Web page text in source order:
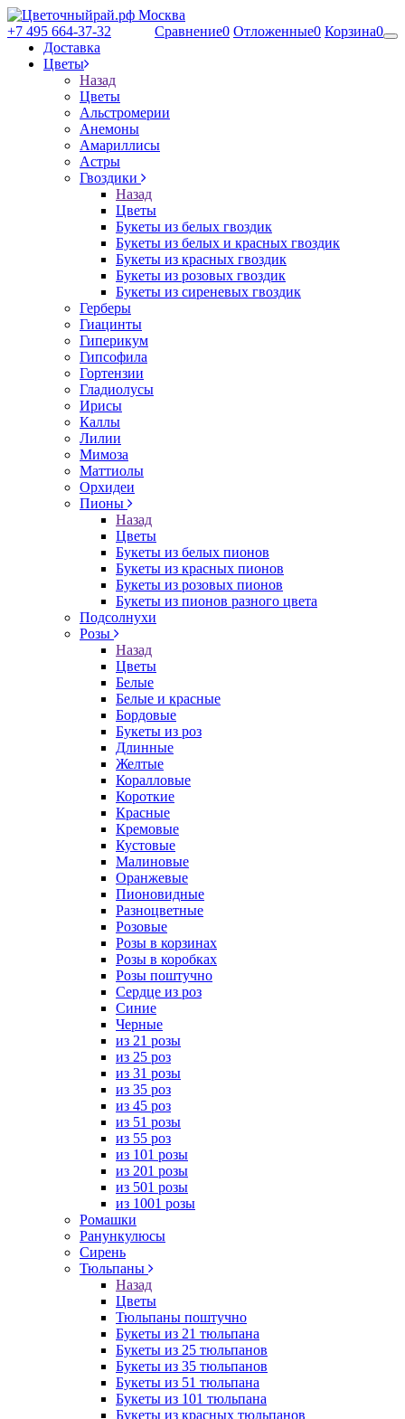
+7 495 664-37-32 Сравнение0 Отложенные0 Корзина0
Доставка
Цветы
Назад
Цветы
Альстромерии
Анемоны
Амариллисы
Астры
Гвоздики
Назад
Цветы
Букеты из белых гвоздик
Букеты из белых и красных гвоздик
Букеты из красных гвоздик
Букеты из розовых гвоздик
Букеты из сиреневых гвоздик
Герберы
Гиацинты
Гиперикум
Гипсофила
Гортензии
Гладиолусы
Ирисы
Каллы
Лилии
Мимоза
Маттиолы
Орхидеи
Пионы
Назад
Цветы
Букеты из белых пионов
Букеты из красных пионов
Букеты из розовых пионов
Букеты из пионов разного цвета
Подсолнухи
Розы
Назад
Цветы
Белые
Белые и красные
Бордовые
Букеты из роз
Длинные
Желтые
Коралловые
Короткие
Красные
Кремовые
Кустовые
Малиновые
Оранжевые
Пионовидные
Разноцветные
Розовые
Розы в корзинах
Розы в коробках
Розы поштучно
Сердце из роз
Синие
Черные
из 21 розы
из 25 роз
из 31 розы
из 35 роз
из 45 роз
из 51 розы
из 55 роз
из 101 розы
из 201 розы
из 501 розы
из 1001 розы
Ромашки
Ранункулюсы
Сирень
Тюльпаны
Назад
Цветы
Тюльпаны поштучно
Букеты из 21 тюльпана
Букеты из 25 тюльпанов
Букеты из 35 тюльпанов
Букеты из 51 тюльпана
Букеты из 101 тюльпана
Букеты из красных тюльпанов